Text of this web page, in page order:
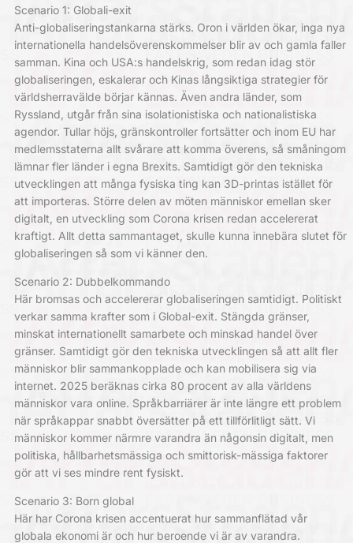
Scenario 1: Globali-exit
Anti-globaliseringstankarna stärks. Oron i världen ökar, inga nya
internationella handelsöverenskommelser blir av och gamla faller
samman. Kina och USA:s handelskrig, som redan idag stör
globaliseringen, eskalerar och Kinas långsiktiga strategier för
världsherravälde börjar kännas. Även andra länder, som
Ryssland, utgår från sina isolationistiska och nationalistiska
agendor. Tullar höjs, gränskontroller fortsätter och inom EU har
medlemsstaterna allt svårare att komma överens, så småningom
lämnar fler länder i egna Brexits. Samtidigt gör den tekniska
utvecklingen att många fysiska ting kan 3D-printas istället för
att importeras. Större delen av möten människor emellan sker
digitalt, en utveckling som Corona krisen redan accelererat
kraftigt. Allt detta sammantaget, skulle kunna innebära slutet för
globaliseringen så som vi känner den.
Scenario 2: Dubbelkommando
Här bromsas och accelererar globaliseringen samtidigt. Politiskt
verkar samma krafter som i Global-exit. Stängda gränser,
minskat internationellt samarbete och minskad handel över
gränser. Samtidigt gör den tekniska utvecklingen så att allt fler
människor blir sammankopplade och kan mobilisera sig via
internet. 2025 beräknas cirka 80 procent av alla världens
människor vara online. Språkbarriärer är inte längre ett problem
när språkappar snabbt översätter på ett tillförlitligt sätt. Vi
människor kommer närmre varandra än någonsin digitalt, men
politiska, hållbarhetsmässiga och smittorisk-mässiga faktorer
gör att vi ses mindre rent fysiskt.
Scenario 3: Born global
Här har Corona krisen accentuerat hur sammanflätad vår
globala ekonomi är och hur beroende vi är av varandra.